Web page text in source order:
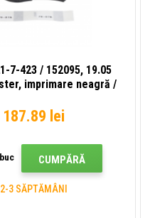
7-423 / 152095, 19.05
imprimare neagră /
187.89 lei
buc CUMPĂRĂ
2-3 SĂPTĂMÂNI